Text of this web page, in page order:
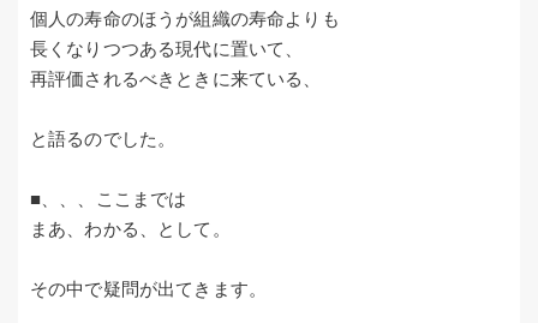
個人の寿命のほうが組織の寿命よりも
長くなりつつある現代に置いて、
再評価されるべきときに来ている、
と語るのでした。
■、、、ここまでは
まあ、わかる、として。
その中で疑問が出てきます。